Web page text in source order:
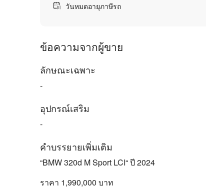
วันหมดอายุภาษีรถ
ข้อความจากผู้ขาย
ลักษณะเฉพาะ
-
อุปกรณ์เสริม
-
คำบรรยายเพิ่มเติม
“BMW 320d M Sport LCI“ ปี 2024
ราคา 1,990,000 บาท